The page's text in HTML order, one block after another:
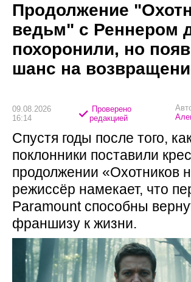
Продолжение
ведьм" с Реннером
похоронили, но
шанс на
09.08.2026
16:14
Проверено
редакцией
Спустя годы после того,
поклонники поставили
продолжении «Охотников
режиссёр намекает, что
Paramount способны
франшизу к жизни.